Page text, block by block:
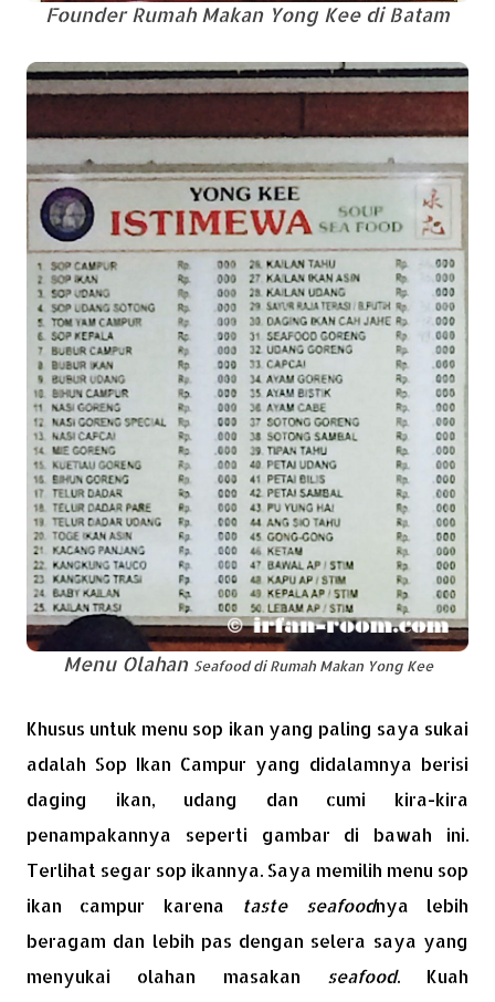
Founder Rumah Makan Yong Kee di Batam
Menu Olahan Seafooddi Rumah Makan Yong Kee
Khusus untuk menu sop ikan yang paling saya sukai
adalah Sop Ikan Campur yang didalamnya berisi
daging ikan, udang dan cumi kira-kira
penampakannya seperti gambar di bawah ini.
Terlihat segar sop ikannya. Saya memilih menu sop
ikan campur karena taste seafoodnya lebih
beragam dan lebih pas dengan selera saya yang
menyukai olahan masakan
seafood. Kuah